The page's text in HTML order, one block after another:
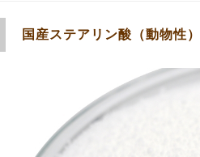
国産ステアリン酸（動物性）